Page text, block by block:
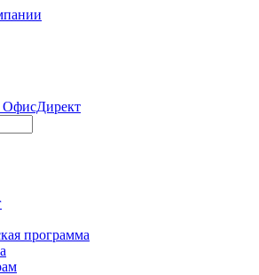
программа